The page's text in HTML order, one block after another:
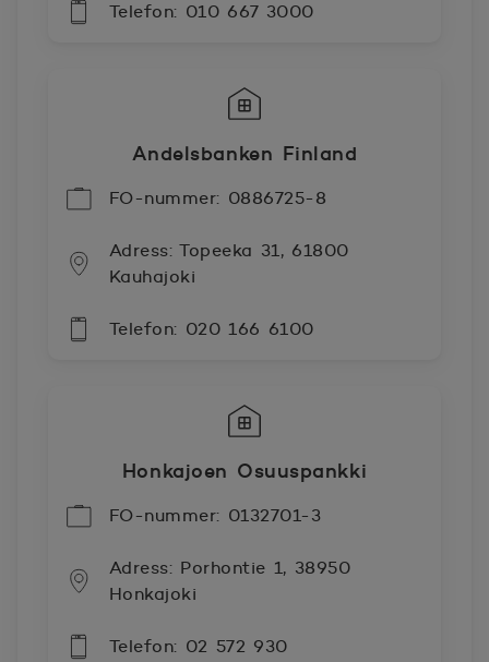
Telefon: 010 667 3000
Andelsbanken Finland
FO-nummer: 0886725-8
Adress: Topeeka 31, 61800
Kauhajoki
Telefon: 020 166 6100
Honkajoen Osuuspankki
FO-nummer: 0132701-3
Adress: Porhontie 1, 38950
Honkajoki
Telefon: 02 572 930